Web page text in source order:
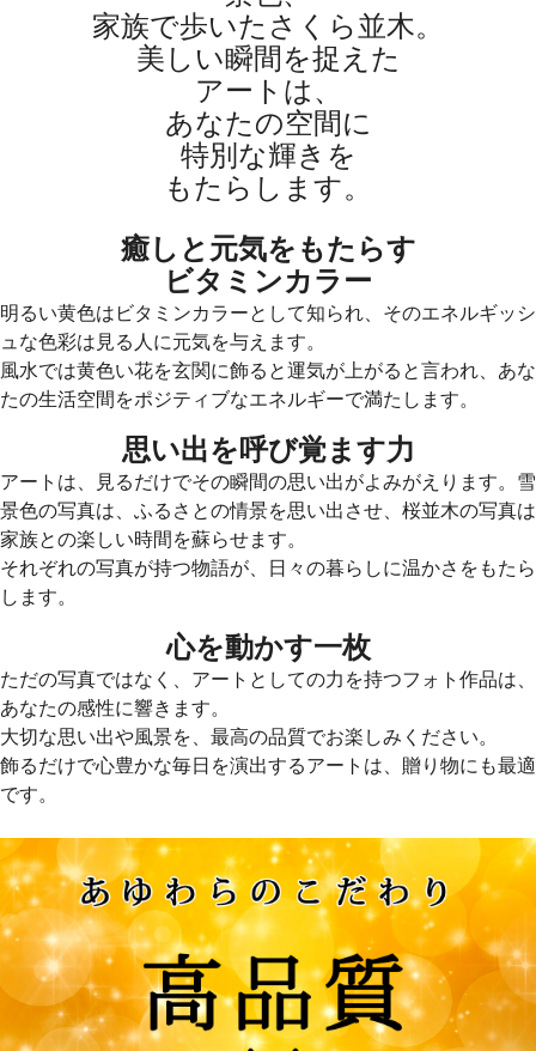
家族で歩いたさくら並木。
美しい瞬間を捉えた
アートは、
あなたの空間に
特別な輝きを
もたらします。
癒しと元気をもたらす
ビタミンカラー
明るい黄色はビタミンカラーとして知られ、そのエネルギッシ
ュな色彩は見る人に元気を与えます。
風水では黄色い花を玄関に飾ると運気が上がると言われ、あな
たの生活空間をポジティブなエネルギーで満たします。
思い出を呼び覚ます力
アートは、見るだけでその瞬間の思い出がよみがえります。雪
景色の写真は、ふるさとの情景を思い出させ、桜並木の写真は
家族との楽しい時間を蘇らせます。
それぞれの写真が持つ物語が、日々の暮らしに温かさをもたら
します。
心を動かす一枚
ただの写真ではなく、アートとしての力を持つフォト作品は、
あなたの感性に響きます。
大切な思い出や風景を、最高の品質でお楽しみください。
飾るだけで心豊かな毎日を演出するアートは、贈り物にも最適
です。